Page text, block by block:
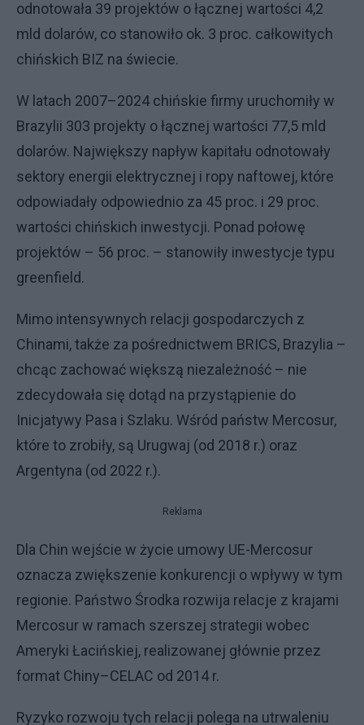
odnotowała 39 projektów o łącznej wartości 4,2
mld dolarów, co stanowiło ok. 3 proc. całkowitych
chińskich BIZ na świecie.
W latach 2007–2024 chińskie firmy uruchomiły w
Brazylii 303 projekty o łącznej wartości 77,5 mld
dolarów. Największy napływ kapitału odnotowały
sektory energii elektrycznej i ropy naftowej, które
odpowiadały odpowiednio za 45 proc. i 29 proc.
wartości chińskich inwestycji. Ponad połowę
projektów – 56 proc. – stanowiły inwestycje typu
greenfield.
Mimo intensywnych relacji gospodarczych z
Chinami, także za pośrednictwem BRICS, Brazylia –
chcąc zachować większą niezależność – nie
zdecydowała się dotąd na przystąpienie do
Inicjatywy Pasa i Szlaku. Wśród państw Mercosur,
które to zrobiły, są Urugwaj (od 2018 r.) oraz
Argentyna (od 2022 r.).
Reklama
Dla Chin wejście w życie umowy UE-Mercosur
oznacza zwiększenie konkurencji o wpływy w tym
regionie. Państwo Środka rozwija relacje z krajami
Mercosur w ramach szerszej strategii wobec
Ameryki Łacińskiej, realizowanej głównie przez
format Chiny–CELAC od 2014 r.
Ryzyko rozwoju tych relacji polega na utrwaleniu